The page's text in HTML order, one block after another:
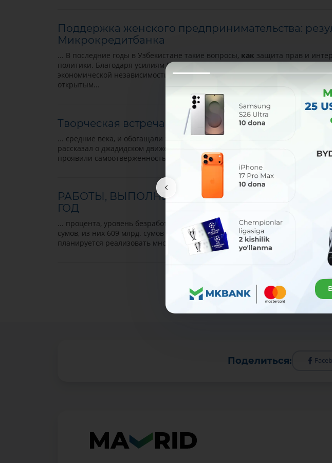
Поддержка женского предпринимательства:
Микрокредитбанка
... В последние годы в Узбекистане такие вопросы, как защита прав и
политики. Благодаря усилиям Президента нашей страны
экономической независимости, но и на внесение огромного
вклада
в
открытым...
Творческая встреча на тему "Джадидизм и
... средние века, и обогащали эти знания достижениями
восточной,
рассказал о джадидском движении, их идеях, целях,
в развитие,
проявили самоотверженность на этом пути иоткрыли школы нового
РАБОТЫ, ВЫПОЛНЕННЫЕ В 2024 ГОДУ, И
ГОД
... процента, уровень безработицы - до 4,7 процента.Какизвестно,
сумов, из них 609 млрд. сумов привлеченывкладынаселения. В нынешнем
планируется реализовать множество стартап-проектов иоткрыть
Поделиться: